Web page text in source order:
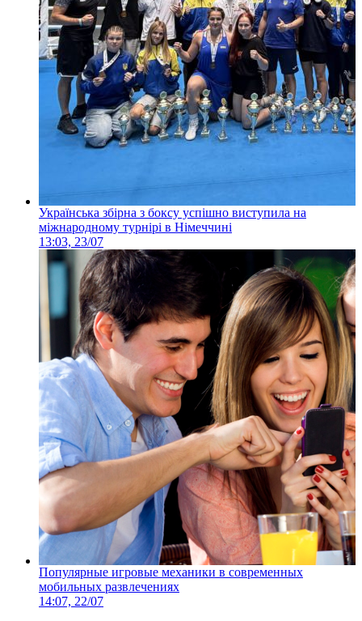
Українська збірна з боксу успішно виступила на
міжнародному турнірі в Німеччині
13:03, 23/07
Популярные игровые механики в современных
мобильных развлечениях
14:07, 22/07